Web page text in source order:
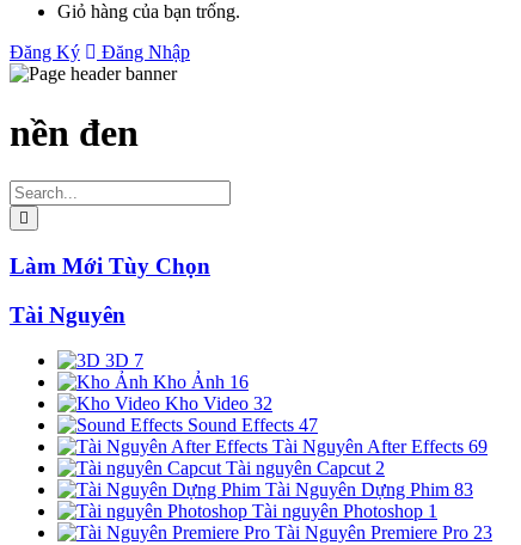
Giỏ hàng của bạn trống.
Đăng Ký
Đăng Nhập
nền đen
Làm Mới Tùy Chọn
Tài Nguyên
3D 7
Kho Ảnh 16
Kho Video 32
Sound Effects 47
Tài Nguyên After Effects 69
Tài nguyên Capcut 2
Tài Nguyên Dựng Phim 83
Tài nguyên Photoshop 1
Tài Nguyên Premiere Pro 23